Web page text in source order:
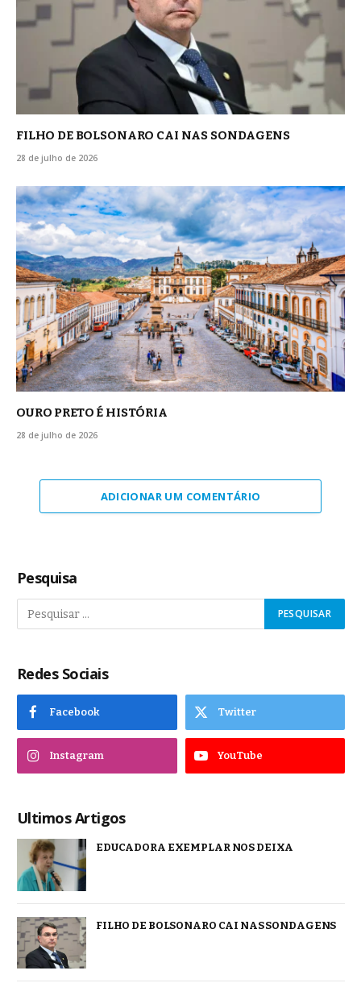
FILHO DE BOLSONARO CAI NAS SONDAGENS
28 de julho de 2026
OURO PRETO É HISTÓRIA
28 de julho de 2026
ADICIONAR UM COMENTÁRIO
Pesquisa
Redes Sociais
Facebook Twitter
Instagram YouTube
Ultimos Artigos
EDUCADORA EXEMPLAR NOS DEIXA
FILHO DE BOLSONARO CAI NAS SONDAGENS